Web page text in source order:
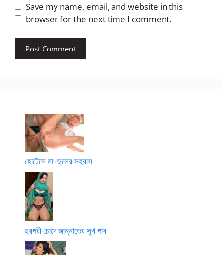
Save my name, email, and website in this
browser for the next time I comment.
হোটেলে মা ছেলের সহবাস
হুরপরী চোদে জান্নাতের সুখ পাব